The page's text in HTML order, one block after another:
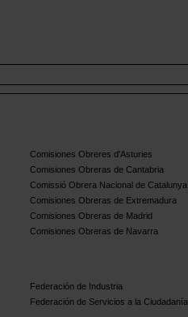
Comisiones Obreres d'Asturies
Comisiones Obreras de Cantabria
Comissió Obrera Nacional de Catalunya
Comisiones Obreras de Extremadura
Comisiones Obreras de Madrid
Comisiones Obreras de Navarra
Federación de Industria
Federación de Servicios a la Ciudadanía